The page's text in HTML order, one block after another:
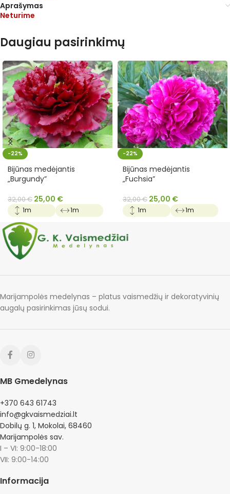
Aprašymas
Neturime
Daugiau pasirinkimų
-22%
Bijūnas medėjantis
„Burgundy”
32,00€ 25,00 €
1m 1m
-22%
Bijūnas medėjantis
„Fuchsia”
32,00€ 25,00 €
1m 1m
Marijampolės medelynas – platus vaismedžių ir dekoratyvinių
augalų pasirinkimas jūsų sodui.
MB Gmedelynas
+370 643 61743
info@gkvaismedziai.lt
Dobilų g. 1, Mokolai, 68460
Marijampolės sav.
I – VI: 9:00-18:00
VII: 9:00-14:00
Informacija